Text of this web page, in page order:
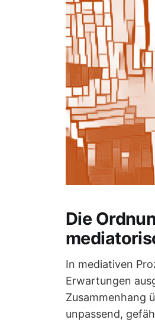
Die
In mediativen
Erwartungen
Zusammenhang
unpassend,